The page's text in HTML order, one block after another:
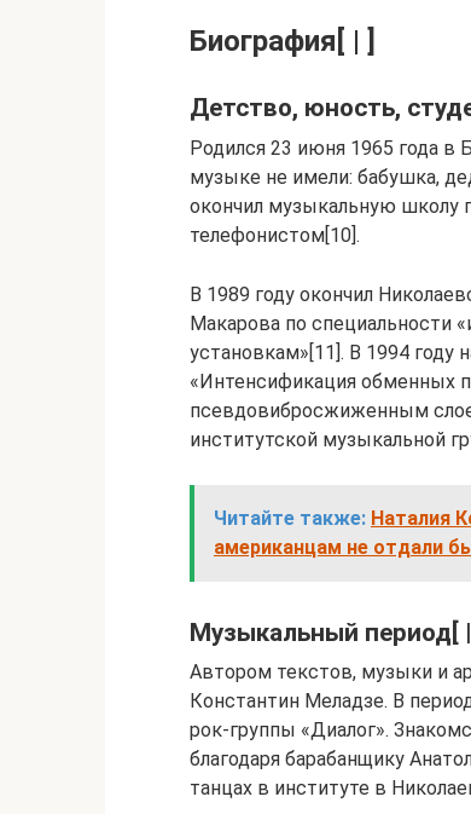
Биография[ | ]
Детство, юность,
Родился 23 июня 1965 года в
музыке не имели: бабушка,
окончил музыкальную школу
телефонистом[10].
В 1989 году окончил
Макарова по специальности
установкам»[11]. В 1994 году
«Интенсификация обменных
псевдовибросжиженным
институтской музыкальной
Читайте также: Наталия
американцам не отдали
Музыкальный период[
Автором текстов, музыки и
Константин Меладзе. В
рок-группы «Диалог».
благодаря барабанщику
танцах в институте в